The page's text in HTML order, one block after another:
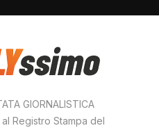
GIORNALISTICA
Registro Stampa del